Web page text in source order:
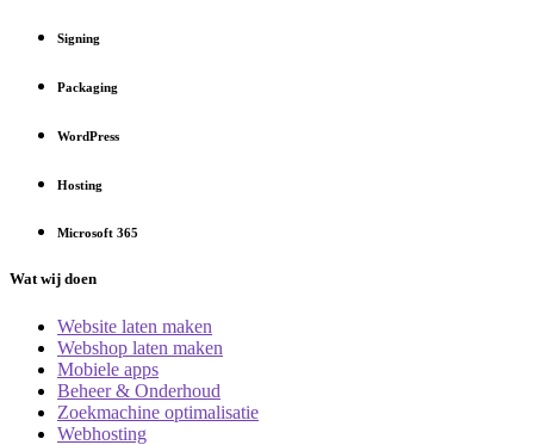
Signing
Packaging
WordPress
Hosting
Microsoft 365
Wat wij doen
Website laten maken
Webshop laten maken
Mobiele apps
Beheer & Onderhoud
Zoekmachine optimalisatie
Webhosting